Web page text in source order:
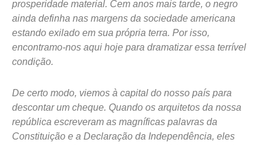
prosperidade material. Cem anos mais tarde, o negro
ainda definha nas margens da sociedade americana
estando exilado em sua própria terra. Por isso,
encontramo-nos aqui hoje para dramatizar essa terrível
condição.
De certo modo, viemos à capital do nosso país para
descontar um cheque. Quando os arquitetos da nossa
república escreveram as magníficas palavras da
Constituição e a Declaração da Independência, eles